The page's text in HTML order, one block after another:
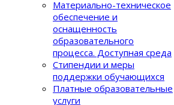
Материально-техническое
обеспечение и
оснащенность
образовательного
процеcса. Доступная среда
Стипендии и меры
поддержки обучающихся
Платные образовательные
услуги